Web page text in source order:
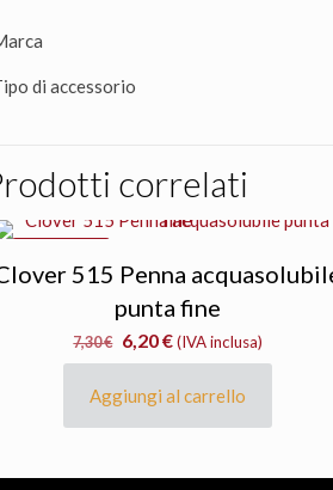
di accessorio
correlati
515 Penna
punta fine
7,30€ Il
prezzo
originale
era:
6,20€Il
prezzo
attuale
(IVA inclusa)
Aggiungi al carrello